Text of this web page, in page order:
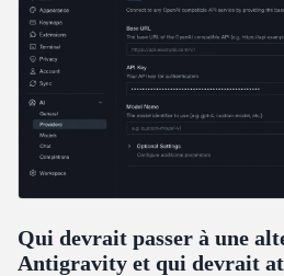
Qui devrait passer à une
Antigravity et qui devrait